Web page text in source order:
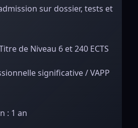
sur dossier, tests et
de Niveau 6 et 240 ECTS
significative / VAPP
: 1 an